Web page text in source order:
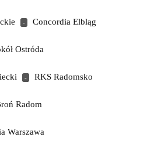
- Concordia Elbląg
Ostróda
- RKS Radomsko
Radom
Warszawa